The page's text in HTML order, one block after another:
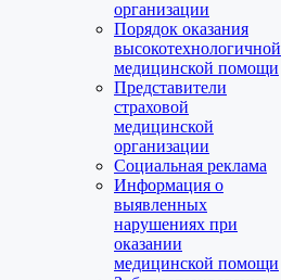
организации
Порядок оказания
высокотехнологичной
медицинской помощи
Представители
страховой
медицинской
организации
Социальная реклама
Информация о
выявленных
нарушениях при
оказании
медицинской помощи